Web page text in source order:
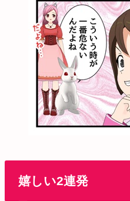
嬉しい2連発